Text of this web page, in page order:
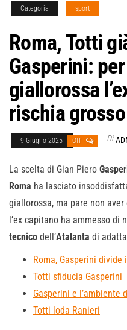
Categoria sport
Roma, Totti
Gasperini:
giallorossa
rischia
9 Giugno 2025 Off Di
La scelta di Gian Piero
Roma ha lasciato
giallorossa, ma pare non
l’ex capitano ha ammesso di
tecnico dell’Atalanta di
Roma, Gasperini divide
Totti sfiducia Gasperini
Gasperini e l’ambiente
Totti loda Ranieri